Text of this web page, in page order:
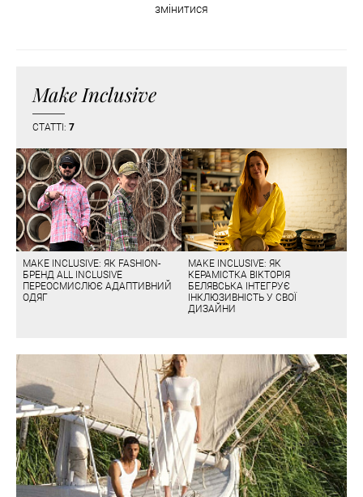
змінитися
Make Inclusive
СТАТТІ: 7
MAKE INCLUSIVE: ЯК FASHION-
БРЕНД ALL INCLUSIVE
ПЕРЕОСМИСЛЮЄ АДАПТИВНИЙ
ОДЯГ
MAKE INCLUSIVE: ЯК
КЕРАМІСТКА ВІКТОРІЯ
БЕЛЯВСЬКА ІНТЕГРУЄ
ІНКЛЮЗИВНІСТЬ У СВОЇ
ДИЗАЙНИ